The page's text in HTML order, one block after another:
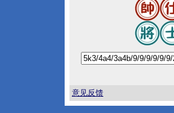
意见反馈